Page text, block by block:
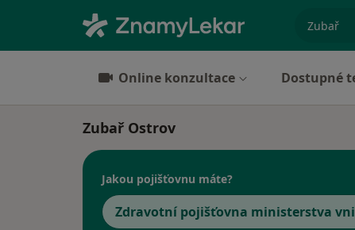
Online konzultace Dostupné
Zubař Ostrov
Jakou pojišťovnu máte?
Zdravotní pojišťovna ministerstva